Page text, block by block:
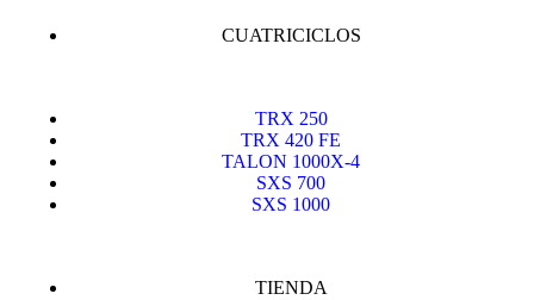
CUATRICICLOS
TRX 250
TRX 420 FE
TALON 1000X-4
SXS 700
SXS 1000
TIENDA